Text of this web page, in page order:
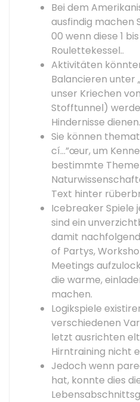
Bei dem
ausfindig machen
00 wenn diese 1
Roulettekessel..
Aktivitäten
Balancieren unter
unser Kriechen
Stofftunnel)
Hindernisse dienen.
Sie können
cí…”œur, um
bestimmte
Text hinter
Icebreaker Spiele
sind ein
damit
of Partys,
Meetings
die warme,
machen.
Logikspiele
verschiedenen
letzt ausrichten
Hirntraining nicht
Jedoch wenn
hat, konnte dies